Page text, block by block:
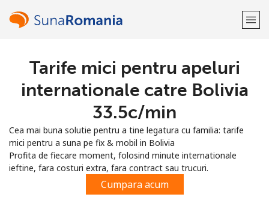
Bine-ai venit!
Inregistreaza-te cu
Tarife mici pentru apeluri
internationale catre Bolivia
⁦33.5c⁩/min
Cea mai buna solutie pentru a tine legatura cu familia: tarife
mici pentru a suna pe fix & mobil in Bolivia
Profita de fiecare moment, folosind minute internationale
ieftine, fara costuri extra, fara contract sau trucuri.
Cumpara acum